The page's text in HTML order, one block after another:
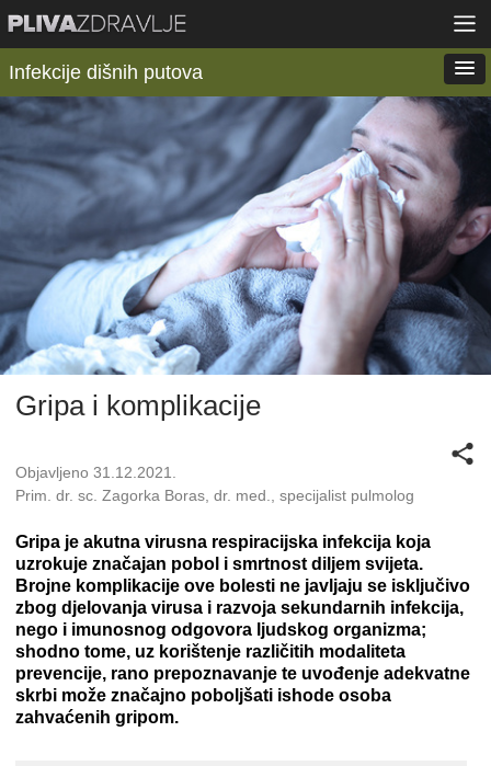
Infekcije dišnih putova
Gripa i komplikacije
Objavljeno 31.12.2021.
Prim. dr. sc. Zagorka Boras, dr. med., specijalist pulmolog
Gripa je akutna virusna respiracijska infekcija koja
uzrokuje značajan pobol i smrtnost diljem svijeta.
Brojne komplikacije ove bolesti ne javljaju se isključivo
zbog djelovanja virusa i razvoja sekundarnih infekcija,
nego i imunosnog odgovora ljudskog organizma;
shodno tome, uz korištenje različitih modaliteta
prevencije, rano prepoznavanje te uvođenje adekvatne
skrbi može značajno poboljšati ishode osoba
zahvaćenih gripom.